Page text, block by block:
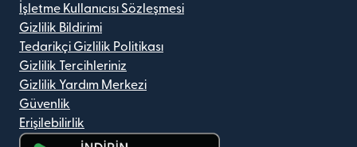
İşletme Kullanıcısı Sözleşmesi
Gizlilik Bildirimi
Tedarikçi Gizlilik Politikası
Gizlilik Tercihleriniz
Gizlilik Yardım Merkezi
Güvenlik
Erişilebilirlik